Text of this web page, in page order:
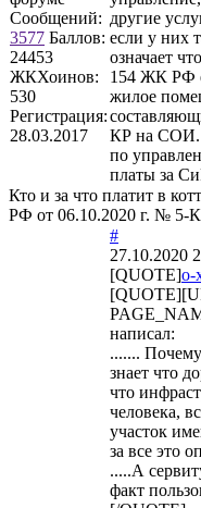
Сообщений:
3577 Баллов:
24453
ЖКХоинов:
530
Регистрация:
28.03.2017
другие
если у них
означает
154 ЖК РФ
жилое
КР на СОИ.
по
платы за
Кто и за что платит в
РФ от 06.10.2020 г. № 5-
#
27.10.2020
[QUOTE]о-
написал:
.......
знает что
что
человека,
участок
за все это
.....А
факт